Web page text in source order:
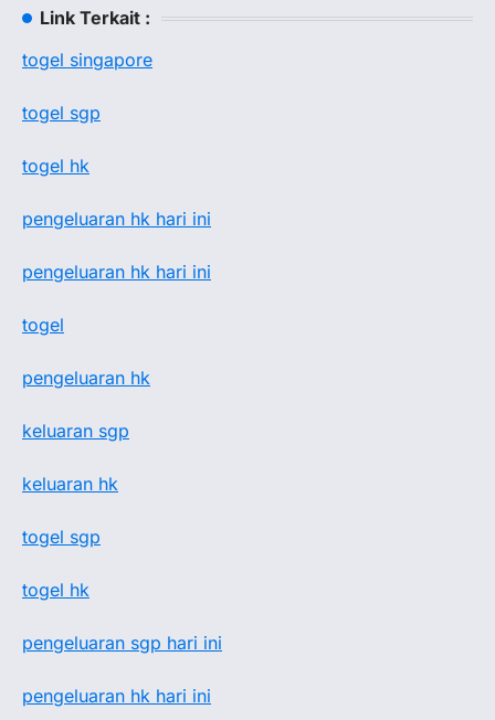
Link Terkait :
togel singapore
togel sgp
togel hk
pengeluaran hk hari ini
pengeluaran hk hari ini
togel
pengeluaran hk
keluaran sgp
keluaran hk
togel sgp
togel hk
pengeluaran sgp hari ini
pengeluaran hk hari ini